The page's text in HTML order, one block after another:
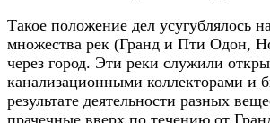
Такое положение дел усугублялось
множества рек (Гранд и Пти Одон,
через город. Эти реки служили
канализационными коллекторами и
результате деятельности разных
прачечные вверх по течению от